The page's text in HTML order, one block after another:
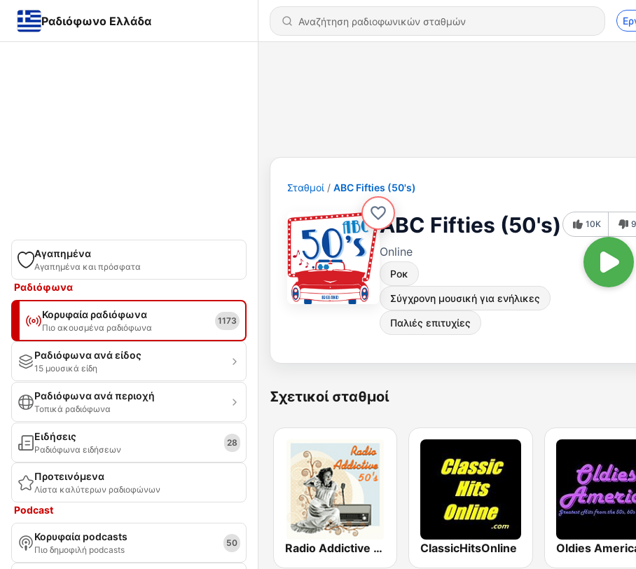
Ραδιόφωνο Ελλάδα
Αγαπημένα
Αγαπημένα και πρόσφατα
Ραδιόφωνα
Κορυφαία ραδιόφωνα
Πιο ακουσμένα ραδιόφωνα
1173
Ραδιόφωνα ανά είδος
15 μουσικά είδη
Ραδιόφωνα ανά περιοχή
Τοπικά ραδιόφωνα
Ειδήσεις
Ραδιόφωνα ειδήσεων
28
Προτεινόμενα
Λίστα καλύτερων ραδιοφώνων
Podcast
Κορυφαία podcasts
Πιο δημοφιλή podcasts
50
Σταθμοί ABC Fifties (50's)
ABC Fifties (50's)
Online
Ροκ
Σύγχρονη μουσική για ενήλικες
Παλιές επιτυχίες
10K
Σχετικοί σταθμοί
Radio Addictive 50s ClassicHitsOnline Oldies